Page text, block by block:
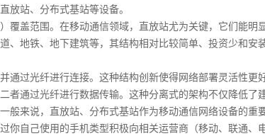
站、分布式基站等设备。
范围。在移动通信领域，直放站尤为关键，它们能明
、地铁、地下建筑等，其结构相对比较简单、投资少和安
光纤进行连接。这种结构创新使得网络部署灵活性更
通过光纤进行数据传输。这种分离式的架构不仅降低了
说，直放站、分布式基站作为移动通信网络设备的重
你自己使用的手机类型积极向相关运营商（移动、联通、